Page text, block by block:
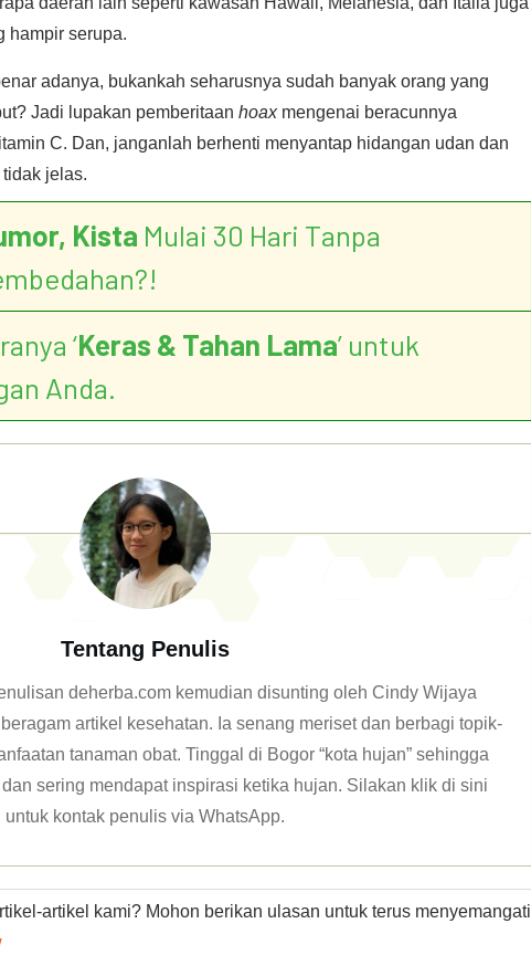
hampir serupa.
adanya, bukankah seharusnya sudah banyak orang yang
Jadi lupakan pemberitaan hoaxmengenai beracunnya
C. Dan, janganlah berhenti menyantap hidangan udan dan
jelas.
Kista Mulai 30 Hari Tanpa
‘Keras & Tahan Lama’ untuk
Anda.
Tentang Penulis
deherba.com kemudian disunting oleh Cindy Wijaya
artikel kesehatan. Ia senang meriset dan berbagi topik-
tanaman obat. Tinggal di Bogor “kota hujan” sehingga
sering mendapat inspirasi ketika hujan. Silakan klik di sini
untuk kontak penulis via WhatsApp.
artikel kami? Mohon berikan ulasan untuk terus menyemangati